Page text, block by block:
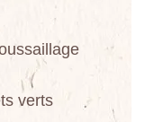
verts